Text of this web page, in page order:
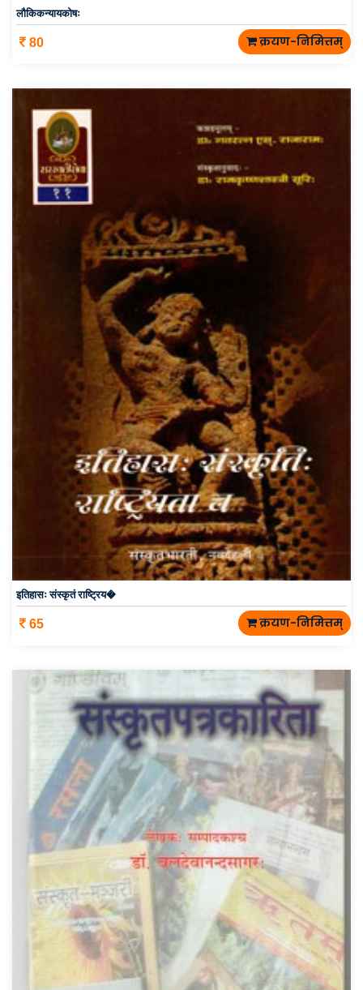
लौकिकन्यायकोषः
80 क्रयण-निमित्तम्
इतिहासः संस्कृतं राष्ट्रिय�
65 क्रयण-निमित्तम्